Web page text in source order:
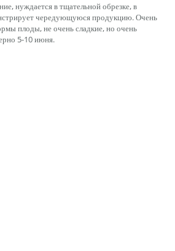
нуждается в тщательной обрезке, в
чередующуюся продукцию. Очень
плоды, не очень сладкие, но очень
5-10 июня.